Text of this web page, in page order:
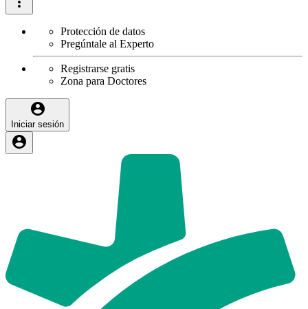
Protección de datos
Pregúntale al Experto
Registrarse gratis
Zona para Doctores
Iniciar sesión